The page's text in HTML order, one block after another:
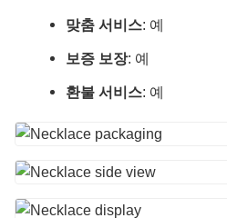
맞춤 서비스: 예
보증 보장: 예
환불 서비스: 예